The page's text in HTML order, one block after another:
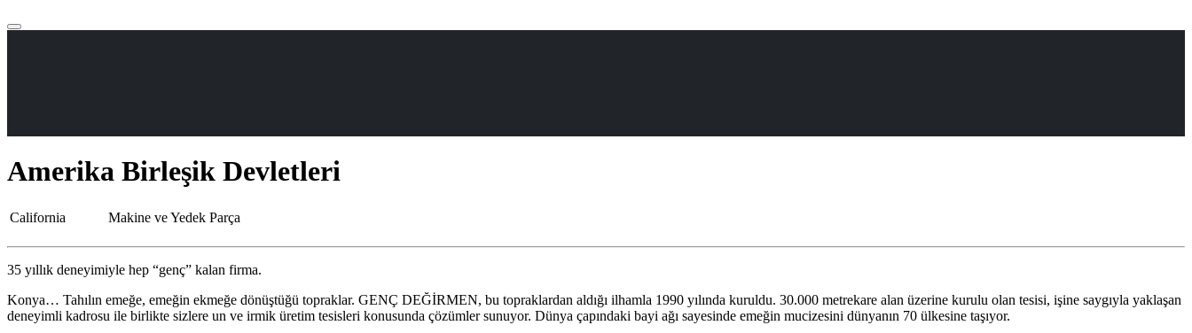
Amerika Birleşik Devletleri
California Makine ve Yedek Parça
35 yıllık deneyimiyle hep “genç” kalan firma.
Konya… Tahılın emeğe, emeğin ekmeğe dönüştüğü topraklar. GENÇ DEĞİRMEN, bu topraklardan aldığı ilhamla 1990 yılında kuruldu. 30.000 metrekare alan üzerine kurulu olan tesisi, işine saygıyla yaklaşan
deneyimli kadrosu ile birlikte sizlere un ve irmik üretim tesisleri konusunda çözümler sunuyor. Dünya çapındaki bayi ağı sayesinde emeğin mucizesini dünyanın 70 ülkesine taşıyor.